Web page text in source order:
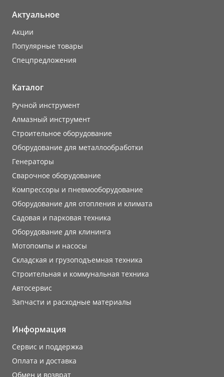
Актуальное
Акции
Популярные товары
Cпецпредложения
Каталог
Ручной инструмент
Алмазный инструмент
Строительное оборудование
Оборудование для металлообработки
Генераторы
Сварочное оборудование
Компрессоры и пневмооборудование
Оборудование для отопления и климата
Садовая и парковая техника
Оборудование для клининга
Мотопомпы и насосы
Складская и грузоподъемная техника
Строительная и коммунальная техника
Автосервис
Запчасти и расходные материалы
Информация
Сервис и поддержка
Оплата и доставка
Обмен и возврат